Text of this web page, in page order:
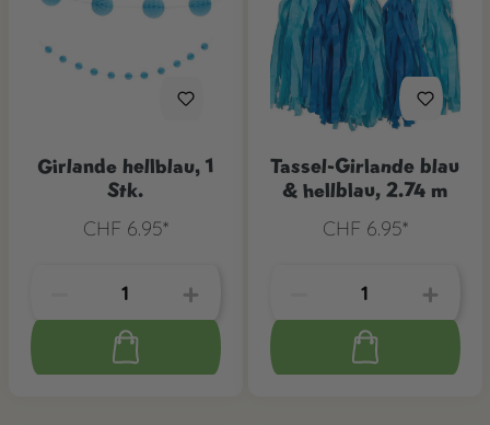
Girlande hellblau, 1
Stk.
CHF 6.95*
Tassel-Girlande blau
& hellblau, 2.74 m
CHF 6.95*